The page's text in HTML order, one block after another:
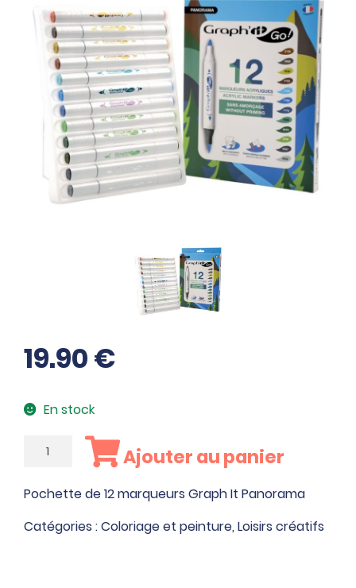
19.90€
En stock
quantité
Pochette
de
12
Ajouter au panier
Pochette de 12 marqueurs Graph It Panorama
Catégories :Coloriage et peinture, Loisirs créatifs